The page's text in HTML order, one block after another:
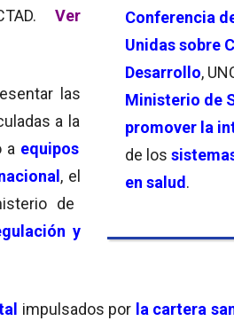
Conferencia
Unidas sobre
Desarrollo,
Ministerio de
promover la
de los
en salud.
Ver
las
a la
a equipos
, el
de
y
impulsados por la cartera